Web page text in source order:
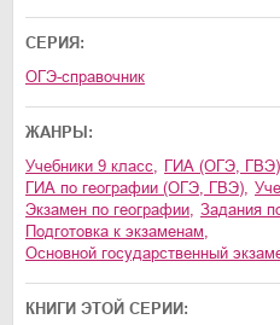
СЕРИЯ:
ОГЭ-справочник
ЖАНРЫ:
учебники 9 класс
ГИА (ОГЭ, ГВЭ)
ГИА по географии (ОГЭ, ГВЭ)
экзамен по географии
задания
подготовка к экзаменам
основной государственный
КНИГИ ЭТОЙ СЕРИИ: